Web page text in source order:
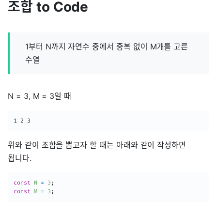
조합 to Code
1부터 N까지 자연수 중에서 중복 없이 M개를 고른
수열
N = 3, M = 3일 때
1 2 3
위와 같이 조합을 뽑고자 할 때는 아래와 같이 작성하면
됩니다.
const N = 3 ;
const M = 3 ;